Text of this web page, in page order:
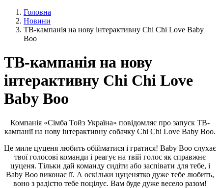
Головна
Новини
ТВ-кампанія на нову інтерактивну Chi Chi Love Baby
Boo
ТВ-кампанія на нову
інтерактивну Chi Chi Love
Baby Boo
Компанія «Сімба Тойз Україна» повідомляє про запуск ТВ-
кампанії на нову інтерактивну собачку Chi Chi Love Baby Boo.
Це миле цуценя любить обійматися і гратися! Baby Boo слухає
твої голосові команди і реагує на твій голос як справжнє
цуценя. Тільки дай команду сидіти або заспівати для тебе, і
Baby Boo виконає її. А оскільки цуценятко дуже тебе любить,
воно з радістю тебе поцілує. Вам буде дуже весело разом!